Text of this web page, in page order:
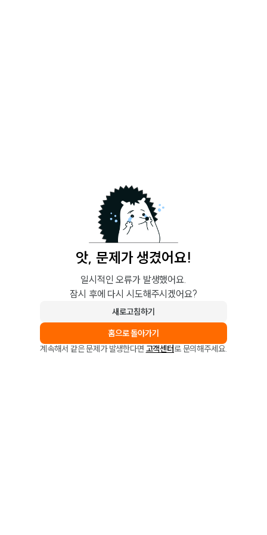
앗, 문제가 생겼어요!
일시적인 오류가 발생했어요.
잠시 후에 다시 시도해주시겠어요?
새로고침하기
홈으로 돌아가기
계속해서 같은 문제가 발생한다면 고객센터로 문의해주세요.